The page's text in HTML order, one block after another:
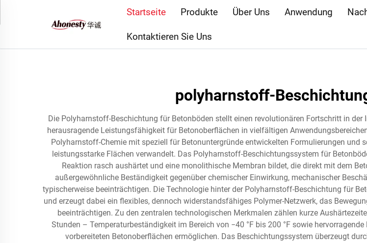
Startseite Produkte Über Uns Anwendung
Kontaktieren Sie Uns
polyharnstoff-
Die Polyharnstoff-Beschichtung für Betonböden stellt einen revolutionären Fortschritt in
herausragende Leistungsfähigkeit für Betonoberflächen in vielfältigen
Polyharnstoff-Chemie mit speziell für Betonuntergründe entwickelten Formulierungen und
leistungsstarke Flächen verwandelt. Das Polyharnstoff-Beschichtungssystem für
Reaktion rasch aushärtet und eine monolithische Membran bildet, die direkt mit dem
außergewöhnliche Beständigkeit gegenüber chemischer Einwirkung, mechanischer
typischerweise beeinträchtigen. Die Technologie hinter der Polyharnstoff-Beschichtung für
und erzeugt dabei ein flexibles, dennoch widerstandsfähiges Polymer-Netzwerk, das
beeinträchtigen. Zu den zentralen technologischen Merkmalen zählen kurze
Stunden – Temperaturbeständigkeit im Bereich von −40 °F bis 200 °F sowie
vorbereiteten Betonoberflächen ermöglichen. Das Beschichtungssystem überzeugt